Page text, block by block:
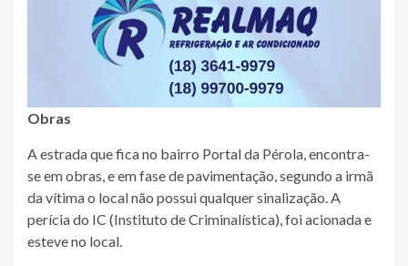
Obras
A estrada que fica no bairro Portal da Pérola, encontra-
se em obras, e em fase de pavimentação, segundo a irmã
da vítima o local não possui qualquer sinalização. A
perícia do IC (Instituto de Criminalística), foi acionada e
esteve no local.